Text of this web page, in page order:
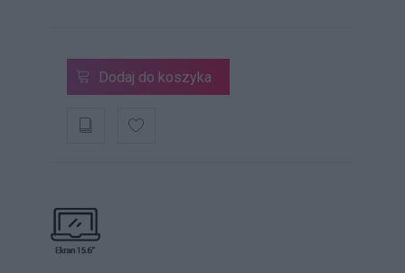
Dodaj do koszyka